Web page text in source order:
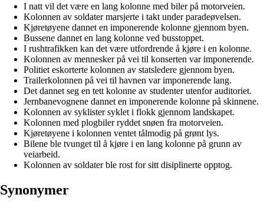
I natt vil det være en lang kolonne med biler på motorveien.
Kolonnen av soldater marsjerte i takt under paradeøvelsen.
Kjøretøyene dannet en imponerende kolonne gjennom byen.
Bussene dannet en lang kolonne ved busstoppet.
I rushtrafikken kan det være utfordrende å kjøre i en kolonne.
Kolonnen av mennesker på vei til konserten var imponerende.
Politiet eskorterte kolonnen av statsledere gjennom byen.
Trailerkolonnen på vei til havnen var imponerende lang.
Det dannet seg en tett kolonne av studenter utenfor auditoriet.
Jernbanevognene dannet en imponerende kolonne på skinnene.
Kolonnen av syklister syklet i flokk gjennom landskapet.
Kolonnen med plogbiler ryddet snøen fra motorveien.
Kjøretøyene i kolonnen ventet tålmodig på grønt lys.
Bilene ble tvunget til å kjøre i en lang kolonne på grunn av
veiarbeid.
Kolonnen av soldater ble rost for sitt disiplinerte opptog.
Synonymer